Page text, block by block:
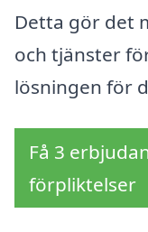
Detta gör det
och tjänster
lösningen för
Få 3
förpliktelser